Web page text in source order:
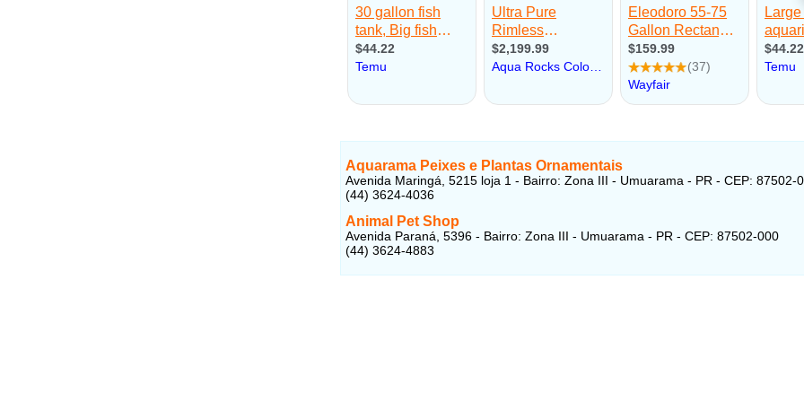
Aquarama Peixes e Plantas Ornamentais
Avenida Maringá, 5215 loja 1 - Bairro: Zona III - Umuarama - PR - CEP: 87502-
(44) 3624-4036
Animal Pet Shop
Avenida Paraná, 5396 - Bairro: Zona III - Umuarama - PR - CEP: 87502-000
(44) 3624-4883